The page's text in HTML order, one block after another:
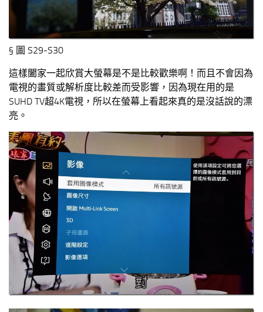
§ 圖 S29-S30
這樣闔家一起欣賞大螢幕是不是比較歡樂啊！而且不會因為
電視的畫質或解析度比較差而受影響，因為現在用的是
SUHD TV超4K電視，所以在螢幕上看起來真的是沒話說的漂
亮。